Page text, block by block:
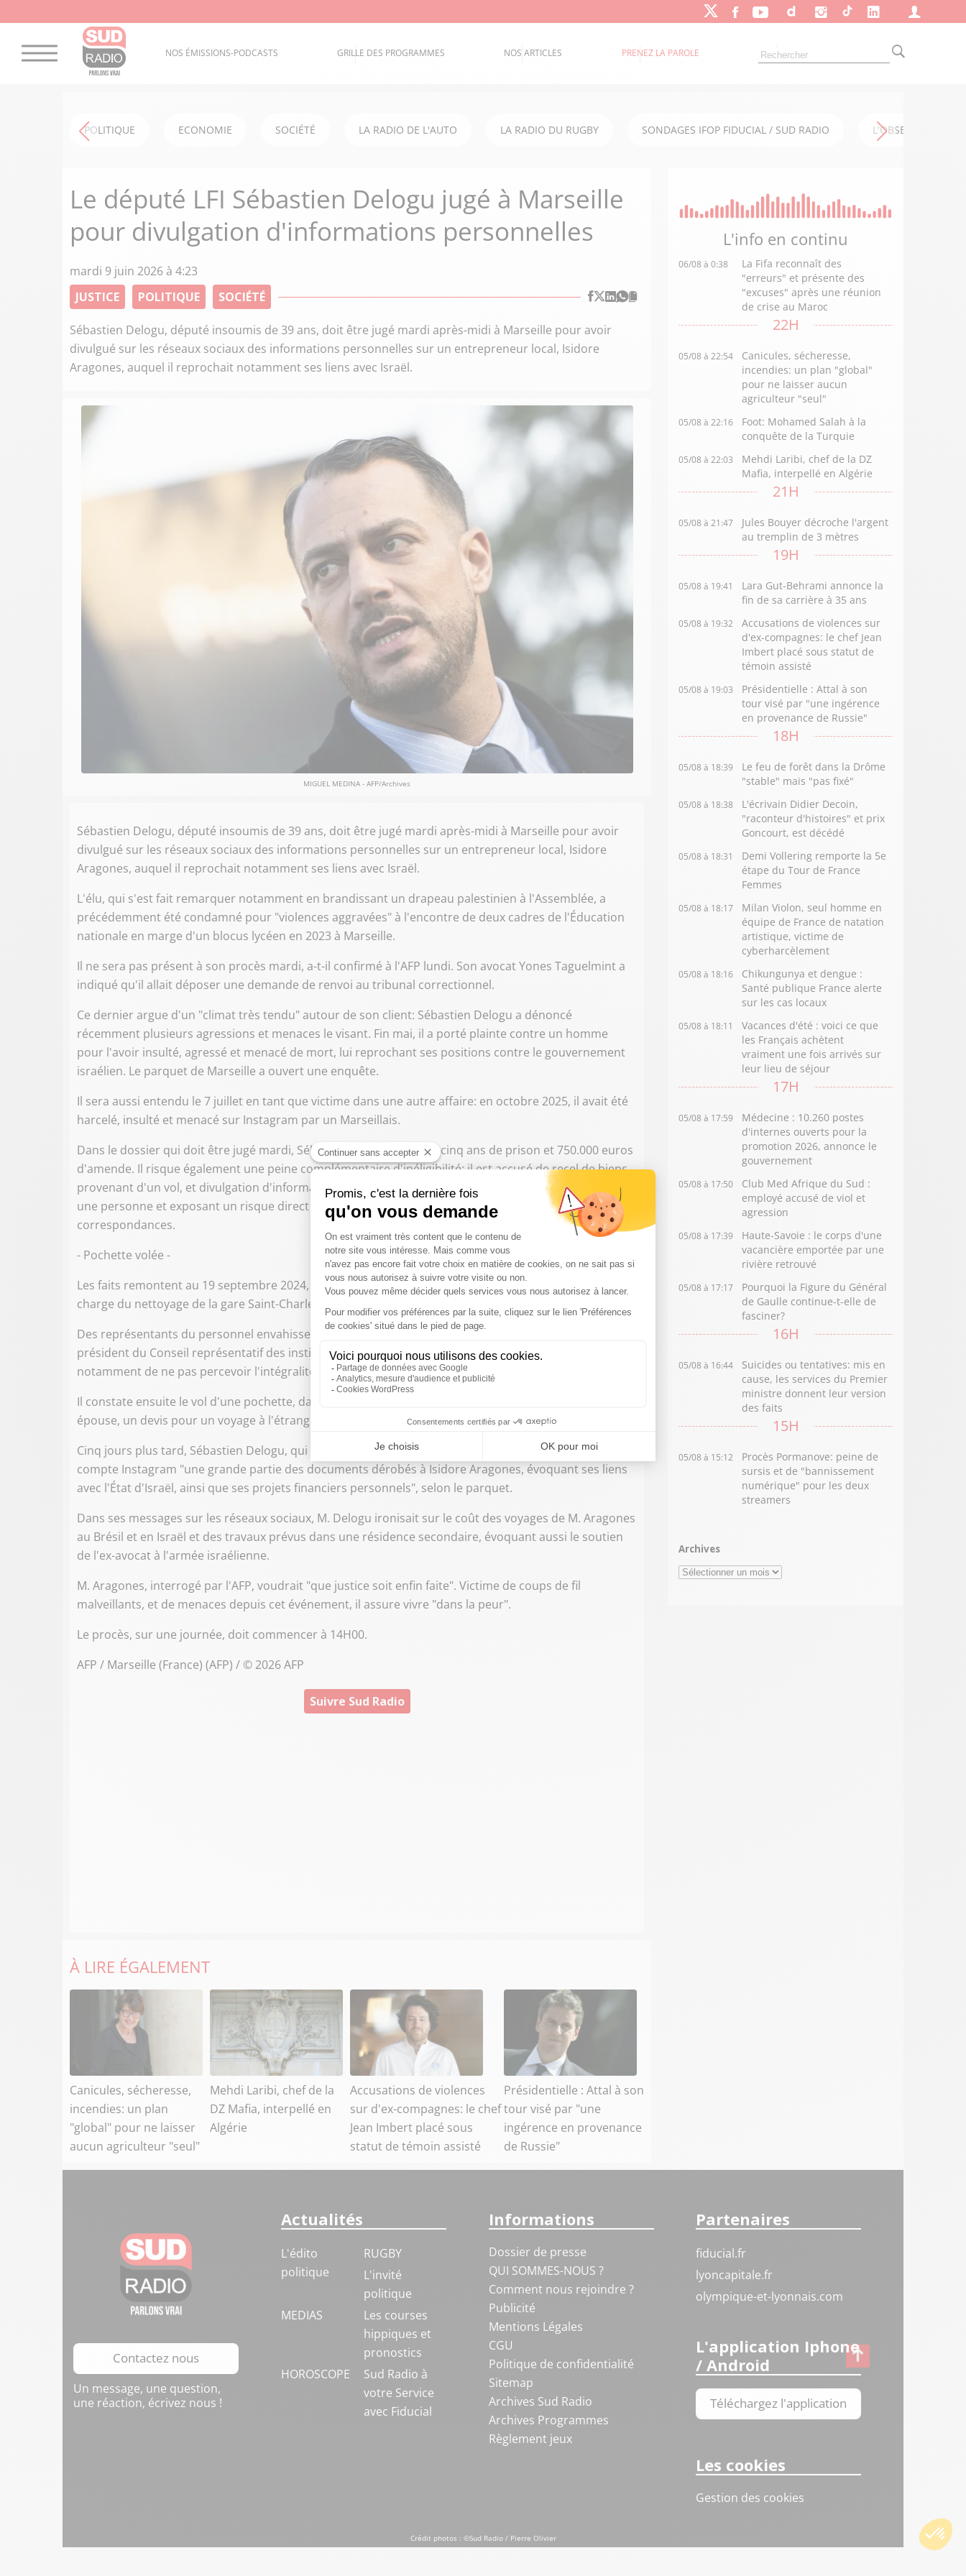
NOS ÉMISSIONS-PODCASTS GRILLE DES PROGRAMMES NOS ARTICLES PRENEZ LA PAROLE
POLITIQUE ECONOMIE SOCIÉTÉ LA RADIO DE L'AUTO LA RADIO DU RUGBY SONDAGES IFOP FIDUCIAL / SUD RADIO L'OBSERVATOIRE
Le député LFI Sébastien Delogu jugé à Marseille
pour divulgation d'informations personnelles
mardi 9 juin 2026 à 4:23
JUSTICE
POLITIQUE SOCIÉTÉ
Sébastien Delogu, député insoumis de 39 ans, doit être jugé mardi après-midi à Marseille pour avoir
divulgué sur les réseaux sociaux des informations personnelles sur un entrepreneur local, Isidore
Aragones, auquel il reprochait notamment ses liens avec Israël.
MIGUEL MEDINA - AFP/Archives
Sébastien Delogu, député insoumis de 39 ans, doit être jugé mardi après-midi à Marseille pour avoir
divulgué sur les réseaux sociaux des informations personnelles sur un entrepreneur local, Isidore
Aragones, auquel il reprochait notamment ses liens avec Israël.
L'élu, qui s'est fait remarquer notamment en brandissant un drapeau palestinien à l'Assemblée, a
précédemment été condamné pour "violences aggravées" à l'encontre de deux cadres de l'Éducation
nationale en marge d'un blocus lycéen en 2023 à Marseille.
Il ne sera pas présent à son procès mardi, a-t-il confirmé à l'AFP lundi. Son avocat Yones Taguelmint a
indiqué qu'il allait déposer une demande de renvoi au tribunal correctionnel.
Ce dernier argue d'un "climat très tendu" autour de son client: Sébastien Delogu a dénoncé
récemment plusieurs agressions et menaces le visant. Fin mai, il a porté plainte contre un homme
pour l'avoir insulté, agressé et menacé de mort, lui reprochant ses positions contre le gouvernement
israélien. Le parquet de Marseille a ouvert une enquête.
Il sera aussi entendu le 7 juillet en tant que victime dans une autre affaire: en octobre 2025, il avait été
harcelé, insulté et menacé sur Instagram par un Marseillais.
Dans le dossier qui doit être jugé mardi, Sébastien Delogu encourt cinq ans de prison et 750.000 euros
d'amende. Il risque également une peine complémentaire d'inéligibilité: il est accusé de recel de biens
provenant d'un vol, et divulgation d'informations personnelles permettant d'identifier ou de localiser
une personne et exposant un risque direct d'atteinte à la personne, et atteinte au secret des
correspondances.
- Pochette volée -
Les faits remontent au 19 septembre 2024, en plein conflit social dans la société Laser Propreté, en
charge du nettoyage de la gare Saint-Charles et du réseau de transports marseillais.
Des représentants du personnel envahissent le bureau du dirigeant de la société, Isidore Aragones, ex-
président du Conseil représentatif des institutions juives de France (Crif) de Marseille, se plaignant
notamment de ne pas percevoir l'intégralité de leurs salaires.
Il constate ensuite le vol d'une pochette, dans laquelle se trouvaient son passeport et celui de son
épouse, un devis pour un voyage à l'étranger, et d'autres documents privés.
Cinq jours plus tard, Sébastien Delogu, qui soutenait les grévistes de Laser Propreté, diffuse sur son
compte Instagram "une grande partie des documents dérobés à Isidore Aragones, évoquant ses liens
avec l'État d'Israël, ainsi que ses projets financiers personnels", selon le parquet.
Dans ses messages sur les réseaux sociaux, M. Delogu ironisait sur le coût des voyages de M. Aragones
au Brésil et en Israël et des travaux prévus dans une résidence secondaire, évoquant aussi le soutien
de l'ex-avocat à l'armée israélienne.
M. Aragones, interrogé par l'AFP, voudrait "que justice soit enfin faite". Victime de coups de fil
malveillants, et de menaces depuis cet événement, il assure vivre "dans la peur".
Le procès, sur une journée, doit commencer à 14H00.
AFP / Marseille (France) (AFP) / © 2026 AFP
Suivre Sud Radio
À LIRE ÉGALEMENT
Canicules, sécheresse,
incendies: un plan
"global" pour ne laisser
aucun agriculteur "seul"
Mehdi Laribi, chef de la
DZ Mafia, interpellé en
Algérie
Accusations de violences
sur d'ex-compagnes: le chef
Jean Imbert placé sous
statut de témoin assisté
Présidentielle : Attal à son
tour visé par "une
ingérence en provenance
de Russie"
L'info en continu
06/08 à 0:38
La Fifa reconnaît des
"erreurs" et présente des
"excuses" après une réunion
de crise au Maroc
22H
05/08 à 22:54
Canicules, sécheresse,
incendies: un plan "global"
pour ne laisser aucun
agriculteur "seul"
05/08 à 22:16
Foot: Mohamed Salah à la
conquête de la Turquie
05/08 à 22:03
Mehdi Laribi, chef de la DZ
Mafia, interpellé en Algérie
21H
05/08 à 21:47
Jules Bouyer décroche l'argent
au tremplin de 3 mètres
19H
05/08 à 19:41
Lara Gut-Behrami annonce la
fin de sa carrière à 35 ans
05/08 à 19:32
Accusations de violences sur
d'ex-compagnes: le chef Jean
Imbert placé sous statut de
témoin assisté
05/08 à 19:03
Présidentielle : Attal à son
tour visé par "une ingérence
en provenance de Russie"
18H
05/08 à 18:39
Le feu de forêt dans la Drôme
"stable" mais "pas fixé"
05/08 à 18:38
L'écrivain Didier Decoin,
"raconteur d'histoires" et prix
Goncourt, est décédé
05/08 à 18:31
Demi Vollering remporte la 5e
étape du Tour de France
Femmes
05/08 à 18:17
Milan Violon, seul homme en
équipe de France de natation
artistique, victime de
cyberharcèlement
05/08 à 18:16
Chikungunya et dengue :
Santé publique France alerte
sur les cas locaux
05/08 à 18:11
Vacances d'été : voici ce que
les Français achètent
vraiment une fois arrivés sur
leur lieu de séjour
17H
05/08 à 17:59
Médecine : 10.260 postes
d'internes ouverts pour la
promotion 2026, annonce le
gouvernement
05/08 à 17:50
Club Med Afrique du Sud :
employé accusé de viol et
agression
05/08 à 17:39
Haute-Savoie : le corps d'une
vacancière emportée par une
rivière retrouvé
05/08 à 17:17
Pourquoi la Figure du Général
de Gaulle continue-t-elle de
fasciner?
16H
05/08 à 16:44
Suicides ou tentatives: mis en
cause, les services du Premier
ministre donnent leur version
des faits
15H
05/08 à 15:12
Procès Pormanove: peine de
sursis et de "bannissement
numérique" pour les deux
streamers
Archives
Archives
Contactez nous
Un message, une question,
une réaction, écrivez nous !
Actualités
L'édito
politique
RUGBY
L'invité
politique
MEDIAS
Les courses
hippiques et
pronostics
HOROSCOPE
Sud Radio à
votre Service
avec Fiducial
Informations
Dossier de presse
QUI SOMMES-NOUS ?
Comment nous rejoindre ?
Publicité
Mentions Légales
CGU
Politique de confidentialité
Sitemap
Archives Sud Radio
Archives Programmes
Règlement jeux
Partenaires
fiducial.fr
lyoncapitale.fr
olympique-et-lyonnais.com
L'application Iphone
/ Android
Téléchargez l'application
Les cookies
Gestion des cookies
Crédit photos : ©Sud Radio / Pierre Olivier